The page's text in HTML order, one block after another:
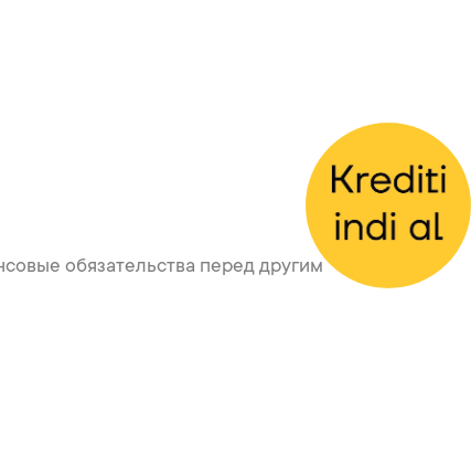
обязательства перед другим